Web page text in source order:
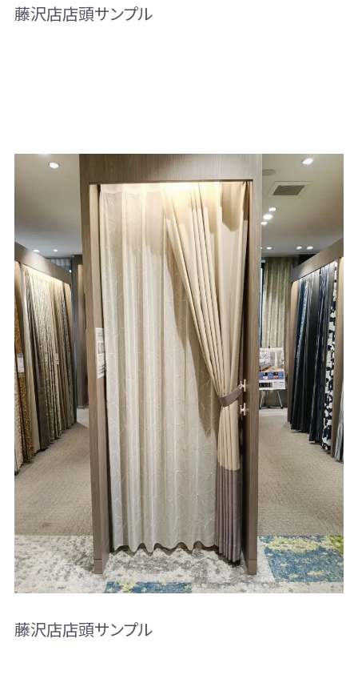
藤沢店店頭サンプル
藤沢店店頭サンプル